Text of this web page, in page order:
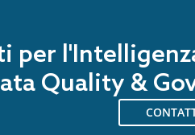
per
Quality &